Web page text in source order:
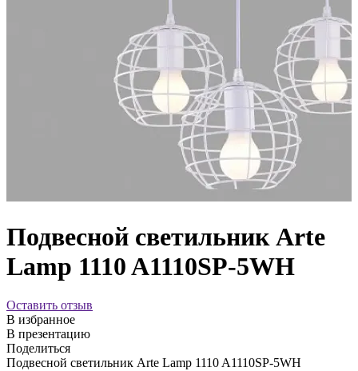
Подвесной светильник Arte
Lamp 1110 A1110SP-5WH
Оставить отзыв
В избранное
В презентацию
Поделиться
Подвесной светильник Arte Lamp 1110 A1110SP-5WH